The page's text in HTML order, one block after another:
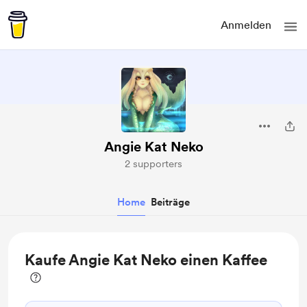
Anmelden
Angie Kat Neko
2 supporters
Home Beiträge
Kaufe Angie Kat Neko einen Kaffee